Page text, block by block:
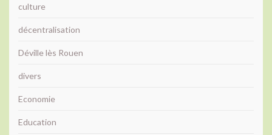
culture
décentralisation
Déville lès Rouen
divers
Economie
Education